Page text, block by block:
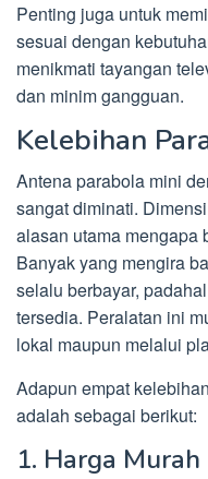
Penting juga untuk
sesuai dengan
menikmati tayangan
dan minim gangguan.
Kelebihan
Antena parabola mini
sangat diminati.
alasan utama mengapa
Banyak yang mengira
selalu berbayar,
tersedia. Peralatan ini
lokal maupun melalui
Adapun empat
adalah sebagai berikut:
1. Harga Murah